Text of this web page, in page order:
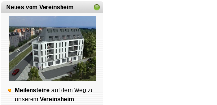
Neues vom Vereinsheim
Mei­len­stei­ne auf dem Weg zu
un­se­rem Ver­eins­heim